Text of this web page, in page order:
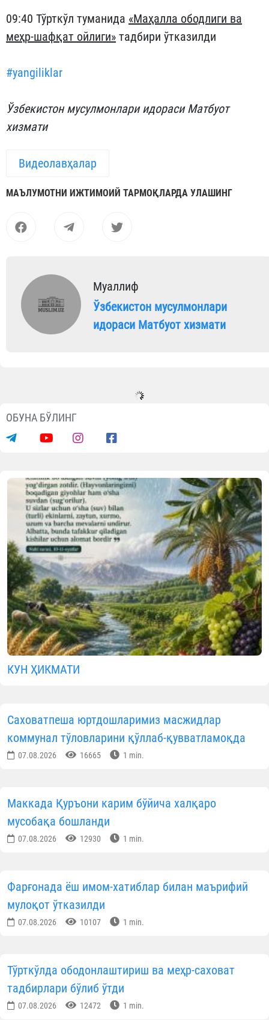
09:40 Тўрткўл туманида «Маҳалла ободлиги ва
меҳр-шафқат ойлиги» тадбири ўтказилди
#yangiliklar
Ўзбекистон мусулмонлари идораси Матбуот
хизмати
Видеолавҳалар
МАЪЛУМОТНИ ИЖТИМОИЙ ТАРМОҚЛАРДА УЛАШИНГ
Муаллиф
Ўзбекистон мусулмонлари
идораси Матбуот хизмати
ОБУНА БЎЛИНГ
КУН ҲИКМАТИ
Саховатпеша юртдошларимиз масжидлар
коммунал тўловларини қўллаб-қувватламоқда
07.08.2026 16665 1 min.
Маккада Қуръони карим бўйича халқаро
мусобақа бошланди
07.08.2026 12930 1 min.
Фарғонада ёш имом-хатиблар билан маърифий
мулоқот ўтказилди
07.08.2026 10107 1 min.
Тўрткўлда ободонлаштириш ва меҳр-саховат
тадбирлари бўлиб ўтди
07.08.2026 12472 1 min.